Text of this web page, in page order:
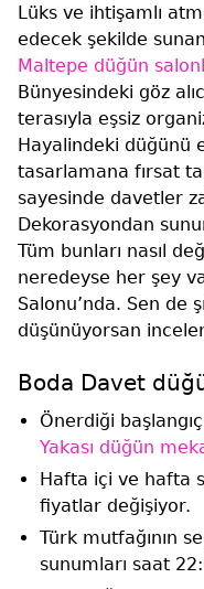
Lüks ve ihtişamlı
edecek şekilde
Maltepe düğün
Bünyesindeki göz
terasıyla eşsiz
Hayalindeki düğünü
tasarlamana fırsat
sayesinde davetler
Dekorasyondan
Tüm bunları nasıl
neredeyse her şey
Salonu’nda. Sen de
düşünüyorsan
Boda Davet
Önerdiği
Yakası düğün
Hafta içi ve hafta
fiyatlar değişiyor.
Türk mutfağının
sunumları saat